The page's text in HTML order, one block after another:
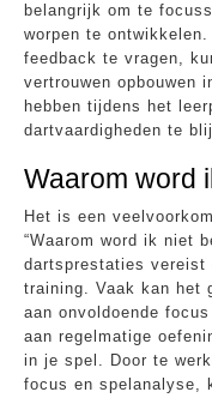
belangrijk om te
worpen te
feedback te vragen,
vertrouwen opbouwen
hebben tijdens het
dartvaardigheden te
Waarom word
Het is een
“Waarom word ik niet
dartsprestaties vereist
training. Vaak kan het
aan onvoldoende
aan regelmatige
in je spel. Door te
focus en spelanalyse,